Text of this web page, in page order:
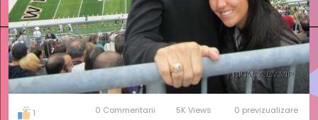
1 0 Commentarii 5K Views 0 previzualizare